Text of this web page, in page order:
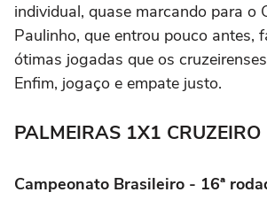
individual, quase marcando para o
Paulinho, que entrou pouco antes,
ótimas jogadas que os
Enfim, jogaço e empate justo.
PALMEIRAS 1X1 CRUZEIRO
Campeonato Brasileiro - 16ª